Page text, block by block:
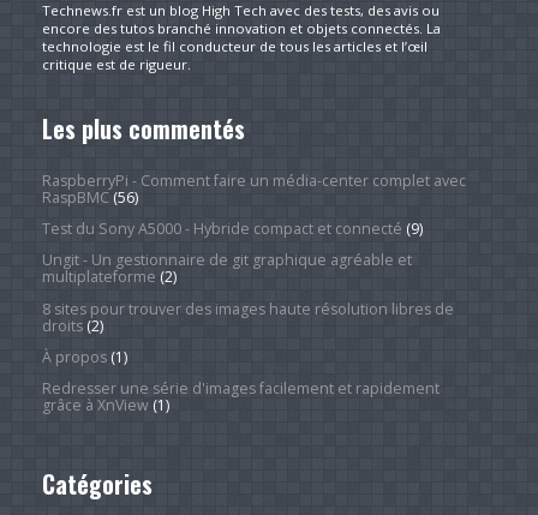
Technews.fr est un blog High Tech avec des tests, des avis ou
encore des tutos branché innovation et objets connectés. La
technologie est le fil conducteur de tous les articles et l’œil
critique est de rigueur.
Les plus commentés
RaspberryPi - Comment faire un média-center complet avec
RaspBMC(56)
Test du Sony A5000 - Hybride compact et connecté (9)
Ungit - Un gestionnaire de git graphique agréable et
multiplateforme (2)
8 sites pour trouver des images haute résolution libres de
droits(2)
À propos(1)
Redresser une série d'images facilement et rapidement
grâce à XnView(1)
Catégories